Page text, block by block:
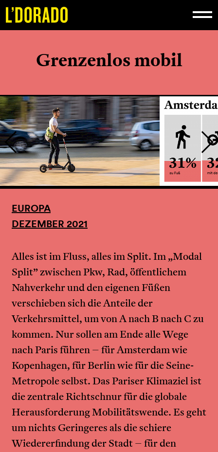
Grenzenlos mobil
EUROPA
DEZEMBER 2021
Alles ist im Fluss, alles im Split. Im „Modal
Split” zwischen Pkw, Rad, öffentlichem
Nahverkehr und den eigenen Füßen
verschieben sich die Anteile der
Verkehrsmittel, um von A nach B nach C zu
kommen. Nur sollen am Ende alle Wege
nach Paris führen – für Amsterdam wie
Kopenhagen, für Berlin wie für die Seine-
Metropole selbst. Das Pariser Klimaziel ist
die zentrale Richtschnur für die globale
Herausforderung Mobilitätswende. Es geht
um nichts Geringeres als die schiere
Wiedererfindung der Stadt – für den